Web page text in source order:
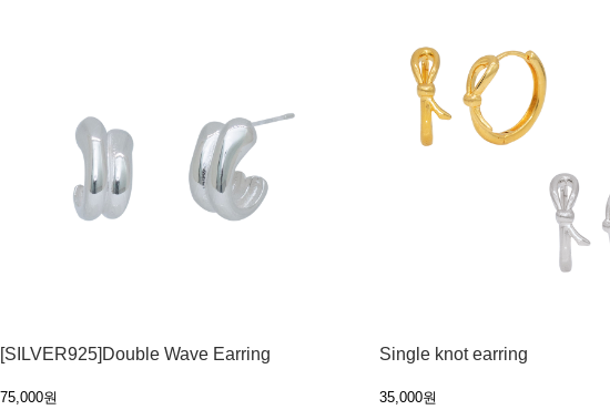
[SILVER925]Double Wave Earring
75,000원
Single knot earring
35,000원